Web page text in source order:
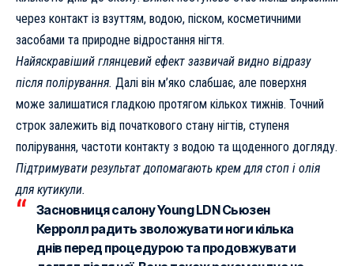
через контакт із взуттям, водою, піском, косметичними
засобами та природне відростання нігтя.
Найяскравіший глянцевий ефект зазвичай видно відразу
після полірування. Далі він м’яко слабшає, але поверхня
може залишатися гладкою протягом кількох тижнів. Точний
строк залежить від початкового стану нігтів, ступеня
полірування, частоти контакту з водою та щоденного догляду.
Підтримувати результат допомагають крем для стоп і олія
для кутикули.
Засновниця салону Young LDN Сьюзен
Керролл радить зволожувати ноги кілька
днів перед процедурою та продовжувати